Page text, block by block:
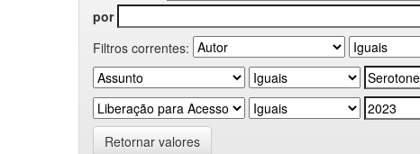
por
Filtros correntes:
Retornar valores